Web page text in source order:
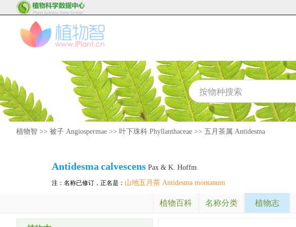
植物智 >> 被子 Angiospermae >> 叶下珠科 Phyllanthaceae >> 五月茶属 Antidesma
Antidesma calvescens Pax & K. Hoffm.
注：名称已修订，正名是： 山地五月茶 Antidesma montanum
植物百科 名称分类 植物志